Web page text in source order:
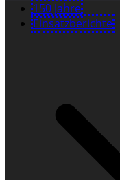
150 Jahre
Einsatzberichte